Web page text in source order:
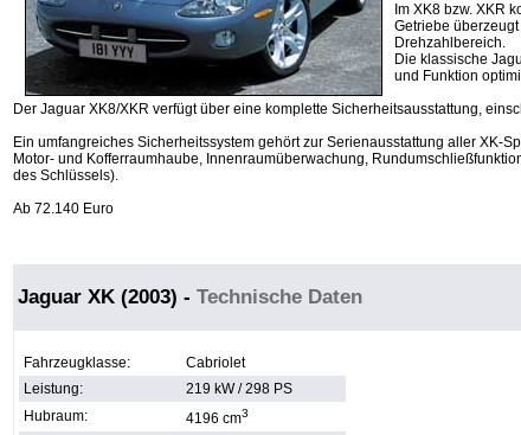
Im XK8 bzw. XKR
Getriebe
Drehzahlbereich.
Die klassische
und Funktion
Der Jaguar XK8/XKR verfügt über eine komplette Sicherheitsausstattung,
Ein umfangreiches Sicherheitssystem gehört zur Serienausstattung aller XK-
Motor- und Kofferraumhaube, Innenraumüberwachung,
des Schlüssels).
Ab 72.140 Euro
Jaguar XK (2003) - Technische Daten
Fahrzeugklasse:
Cabriolet
Leistung:
219 kW / 298 PS
Hubraum:
4196 cm3